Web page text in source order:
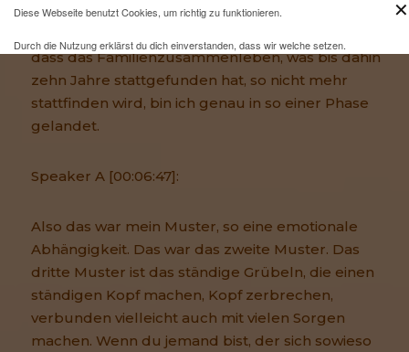
Nach meiner Trennung, nach der Beendung
dass das Familienzusammenleben, was bis dahin
zehn Jahre stattgefunden hat, so nicht mehr
stattfinden wird, bin ich genau in so einer Phase
gelandet.
Speaker A [00:06:47]:
Also das war mein Muster, so eine emotionale
Abhängigkeit. Das war das zweite Muster. Das
dritte Muster ist das ständige Grübeln, die einen
ständigen Kopf machen, Kopf zerbrechen,
verbunden vielleicht auch mit vielen Sorgen
machen. Wenn du jemand bist, der sich sowieso
✕
Diese Webseite benutzt Cookies, um richtig zu funktionieren.
Durch die Nutzung erklärst du dich einverstanden, dass wir welche setzen.
Mehr Infos und eine Opt-out-Möglichkeit findest duhier.